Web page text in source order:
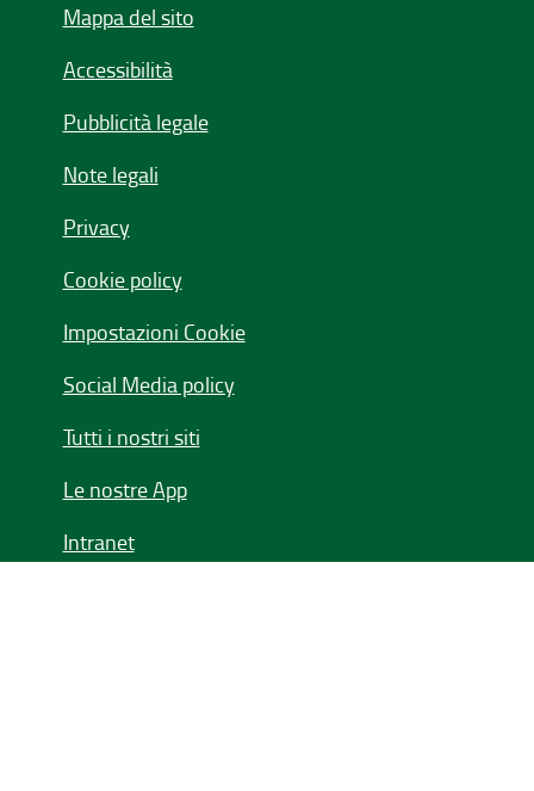
Mappa del sito
Accessibilità
Pubblicità legale
Note legali
Privacy
Cookie policy
Impostazioni Cookie
Social Media policy
Tutti i nostri siti
Le nostre App
Intranet